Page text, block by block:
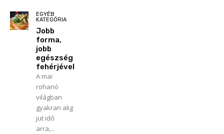
EGYÉB
KATEGÓRIA
Jobb
forma,
jobb
egészség
fehérjével
A mai
rohanó
világban
gyakran alig
jut idő
arra,...